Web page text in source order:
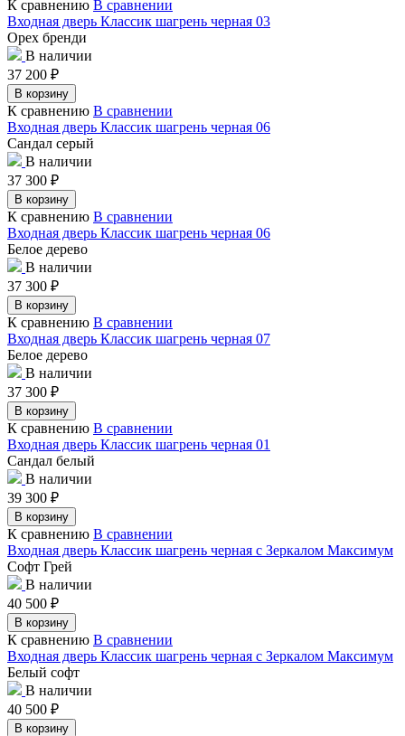
К сравнению В сравнении
Входная дверь Классик шагрень черная 03
Орех бренди
В наличии
37 200 ₽
В корзину
К сравнению В сравнении
Входная дверь Классик шагрень черная 06
Сандал серый
В наличии
37 300 ₽
В корзину
К сравнению В сравнении
Входная дверь Классик шагрень черная 06
Белое дерево
В наличии
37 300 ₽
В корзину
К сравнению В сравнении
Входная дверь Классик шагрень черная 07
Белое дерево
В наличии
37 300 ₽
В корзину
К сравнению В сравнении
Входная дверь Классик шагрень черная 01
Сандал белый
В наличии
39 300 ₽
В корзину
К сравнению В сравнении
Входная дверь Классик шагрень черная с Зеркалом Максимум
Софт Грей
В наличии
40 500 ₽
В корзину
К сравнению В сравнении
Входная дверь Классик шагрень черная с Зеркалом Максимум
Белый софт
В наличии
40 500 ₽
В корзину